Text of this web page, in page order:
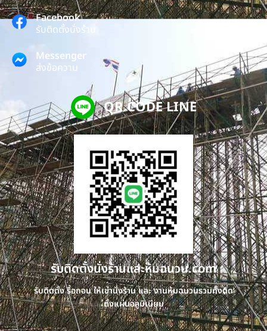
Facebook
รับติดตั้งนั่งร้าน
Messenger
ส่งข้อความ
QR CODE LINE
รับติดตั้งนั่งร้านและหุ้มฉนวน.com
รับติดตั้ง รื้อถอน ให้เช่านั่งร้าน และ งานหุ้มฉนวนรวมทั้งติด
ตั้งแผ่นอลูมิเนียม